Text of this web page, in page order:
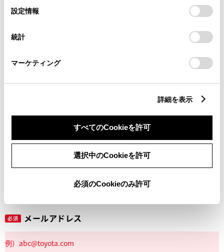
デバイスにすべてのCookie(クッキー)が保存されることに同
意したことになります。Cookie(クッキー)のオプトアウト、
設定の変更、同意を撤回したりするにあたっては、当社の
「Cookie（クッキー）情報の取り扱いについて
」をご覧くだ
設定情報
統計
マーケティング
詳細を表示
すべてのCookieを許可
選択中のCookieを許可
必須のCookieのみ許可
必須 市区町村名
丁目番地
必須 メールアドレス